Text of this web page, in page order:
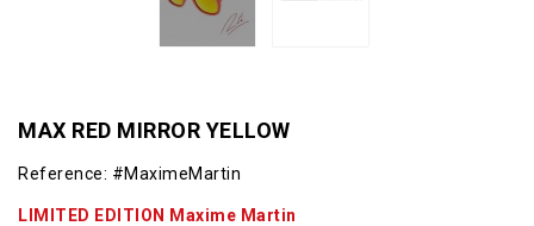
MAX RED MIRROR YELLOW
Reference: #MaximeMartin
LIMITED EDITION Maxime Martin